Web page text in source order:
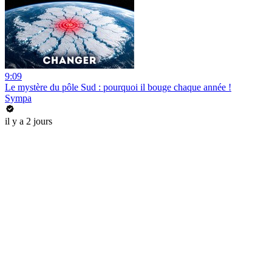
9:09
Le mystère du pôle Sud : pourquoi il bouge chaque année !
Sympa
il y a 2 jours